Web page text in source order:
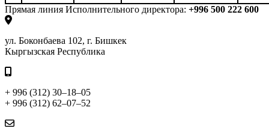
Прямая линия Исполнительного директора: +996 500 222 600
ул. Боконбаева 102, г. Бишкек
Кыргызская Республика
+ 996 (312) 30–18–05
+ 996 (312) 62–07–52